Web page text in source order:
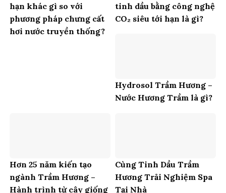
hạn khác gì so với
phương pháp chưng cất
hơi nước truyền thống?
tinh dầu bằng công nghệ
CO₂ siêu tới hạn là gì?
Hydrosol Trầm Hương –
Nước Hương Trầm là gì?
Hơn 25 năm kiến tạo
ngành Trầm Hương –
Hành trình từ cây giống
Cùng Tinh Dầu Trầm
Hương Trải Nghiệm Spa
Tại Nhà